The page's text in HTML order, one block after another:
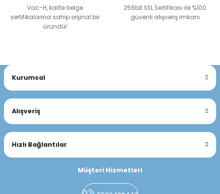
Vac-H, kalite belge
sertifikalarına sahip orijinal bir
üründür
256bit SSL Sertifikası ile %100
güvenli alışveriş imkanı
Kurumsal
Alışveriş
Hızlı Bağlantılar
Müşteri Hizmetleri